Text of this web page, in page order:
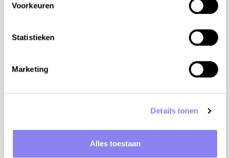
Voorkeuren
Statistieken
Marketing
Details tonen
Alles toestaan
v.a. €1.045 tot €1.795 per week